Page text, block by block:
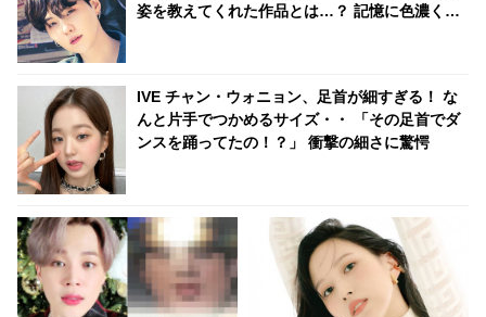
姿を教えてくれた作品とは…？ 記憶に色濃く残
IVE チャン・ウォニョン、足首が細すぎる！ な
んと片手でつかめるサイズ・・ 「その足首でダ
ンスを踊ってたの！？」 衝撃の細さに驚愕